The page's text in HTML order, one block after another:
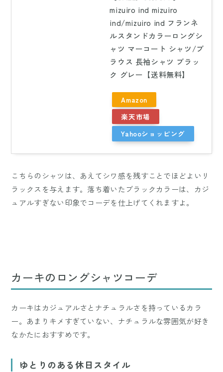
mizuiro ind mizuiro
ind/mizuiro ind フランネ
ルスタンドカラーロングシ
ャツ マーコート シャツ/ブ
ラウス 長袖シャツ ブラッ
ク グレー【送料無料】
Amazon
楽天市場
Yahooショッピング
こちらのシャツは、あえてシワ感を残すことでほどよいリ
ラックスを与えます。落ち着いたブラックカラーは、カジ
ュアルすぎない印象でコーデを仕上げてくれますよ。
カーキのロングシャツコーデ
カーキはカジュアルさとナチュラルさを持っているカラ
ー。あまりキメすぎていない、ナチュラルな雰囲気が好き
なかたにおすすめです。
ゆとりのある休日スタイル